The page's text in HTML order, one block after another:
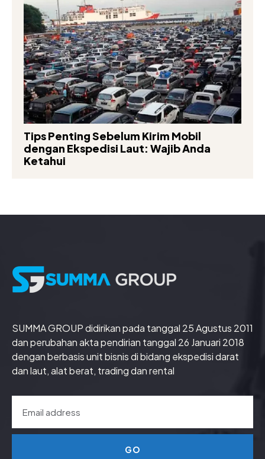
Tips Penting Sebelum Kirim Mobil
dengan Ekspedisi Laut: Wajib Anda
Ketahui
SUMMA GROUP didirikan pada tanggal 25 Agustus 2011
dan perubahan akta pendirian tanggal 26 Januari 2018
dengan berbasis unit bisnis di bidang ekspedisi darat
dan laut, alat berat, trading dan rental
GO